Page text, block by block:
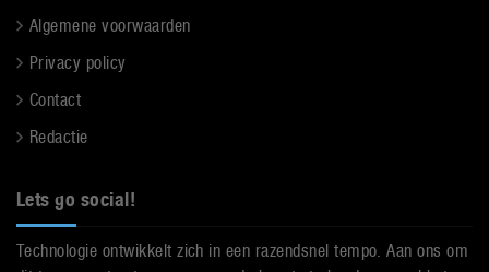
Algemene voorwaarden
Privacy policy
Contact
Redactie
Lets go social!
Technologie ontwikkelt zich in een razendsnel tempo. Aan ons om